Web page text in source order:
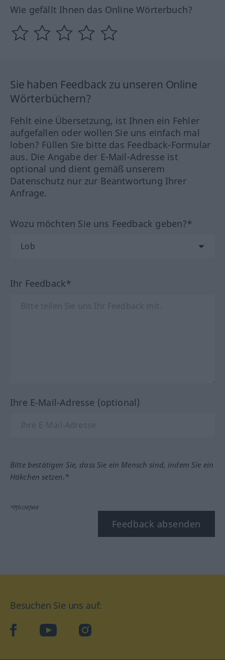
Wie gefällt Ihnen das Online Wörterbuch?
Sie haben Feedback zu unseren Online
Wörterbüchern?
Fehlt eine Übersetzung, ist Ihnen ein Fehler
aufgefallen oder wollen Sie uns einfach mal
loben? Füllen Sie bitte das Feedback-Formular
aus. Die Angabe der E-Mail-Adresse ist
optional und dient gemäß unserem
Datenschutz nur zur Beantwortung Ihrer
Anfrage.
Wozu möchten Sie uns Feedback geben?*
Ihr Feedback*
Ihre E-Mail-Adresse (optional)
Bitte bestätigen Sie, dass Sie ein Mensch sind, indem Sie ein
Häkchen setzen.*
*Pflichtfeld
Feedback absenden
Besuchen Sie uns auf:
facebookYouTube Instagram